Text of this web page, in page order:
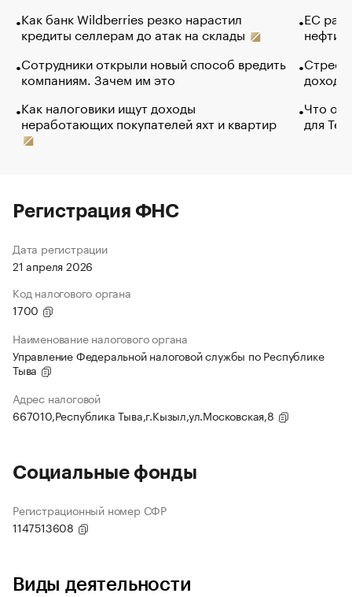
Как банк Wildberries резко нарастил
кредиты селлерам до атак на склады
Сотрудники открыли новый способ вредить
компаниям. Зачем им это
Как налоговики ищут доходы
неработающих покупателей яхт и квартир
ЕС
нефти
Что
для
Регистрация ФНС
Дата регистрации
21 апреля 2026
Код налогового органа
1700
Наименование налогового органа
Управление Федеральной налоговой службы по Республике
Тыва
Адрес налоговой
667010,Республика Тыва,г.Кызыл,ул.Московская,8
Социальные фонды
Регистрационный номер СФР
1147513608
Виды деятельности